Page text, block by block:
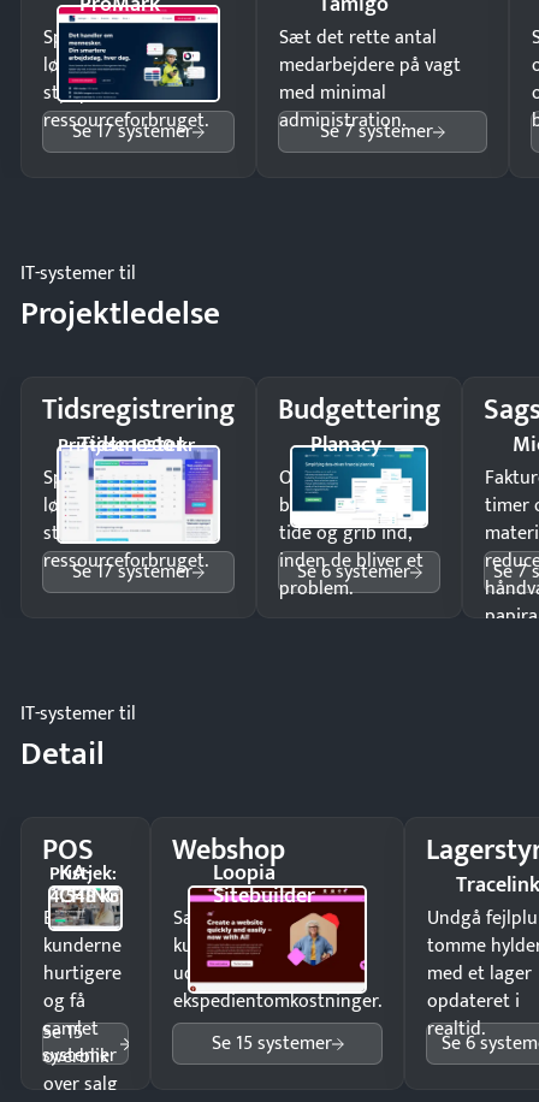
Spar tid på
lønberegning og få
styr på
ressourceforbruget.
Se 17 systemer
Sæt det rette antal
medarbejdere på vagt
med minimal
administration.
Se 7 systemer
IT-systemer til
Projektledelse
Tidsregistrering
Tidsmester
Pristjek: 1.200 kr
Spar tid på
lønberegning og få
styr på
ressourceforbruget.
Se 17 systemer
Budgettering
Planacy
Opdag
budgetafvigelser i
tide og grib ind,
inden de bliver et
problem.
Se 6 systemer
timer
Se 7
IT-systemer til
Detail
POS
KA-
CHING
Pristjek:
4.548 kr
Ekspedér
kunderne
hurtigere
og få
samlet
overblik
over salg
Se 15
systemer
Webshop
Loopia
Sitebuilder
Sælg produkter 24/7 til
kunder i hele landet
uden
ekspedientomkostninger.
Se 15 systemer
Undgå
tomme
med et lager
opdateret i
realtid.
Se 6